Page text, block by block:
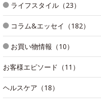
ライフスタイル（23）
コラム&エッセイ（182）
お買い物情報（10）
お客様エピソード（11）
ヘルスケア（18）